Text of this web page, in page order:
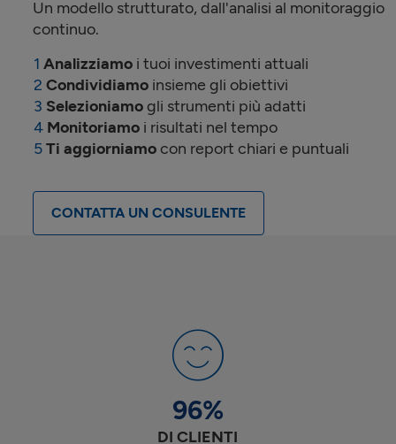
Un modello strutturato, dall'analisi al monitoraggio
continuo.
Analizziamo i tuoi investimenti attuali
Condividiamo insieme gli obiettivi
Selezioniamogli strumenti più adatti
Monitoriamo i risultati nel tempo
Ti aggiorniamocon report chiari e puntuali
CONTATTA UN CONSULENTE
96%
DI CLIENTI